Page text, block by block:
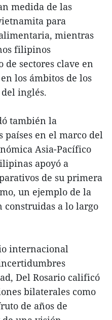
medida de las
para
mientras
filipinos
sectores clave en
los ámbitos de los
inglés.
también la
países en el marco del
Asia-Pacífico
apoyó a
de su primera
un ejemplo de la
construidas a lo largo
internacional
Del Rosario calificó
bilaterales como
de años de